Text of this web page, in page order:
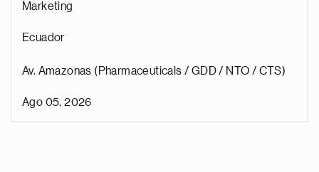
Marketing
Ecuador
Av. Amazonas (Pharmaceuticals / GDD / NTO / CTS)
Ago 05, 2026